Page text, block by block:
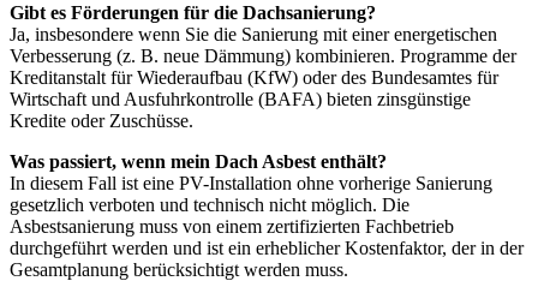
Gibt es Förderungen für die Dachsanierung?
Ja, insbesondere wenn Sie die Sanierung mit einer energetischen
Verbesserung (z. B. neue Dämmung) kombinieren. Programme der
Kreditanstalt für Wiederaufbau (KfW) oder des Bundesamtes für
Wirtschaft und Ausfuhrkontrolle (BAFA) bieten zinsgünstige
Kredite oder Zuschüsse.
Was passiert, wenn mein Dach Asbest enthält?
In diesem Fall ist eine PV-Installation ohne vorherige Sanierung
gesetzlich verboten und technisch nicht möglich. Die
Asbestsanierung muss von einem zertifizierten Fachbetrieb
durchgeführt werden und ist ein erheblicher Kostenfaktor, der in der
Gesamtplanung berücksichtigt werden muss.